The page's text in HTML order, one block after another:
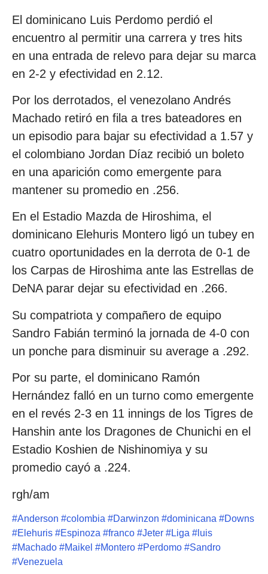
El dominicano Luis Perdomo perdió el
encuentro al permitir una carrera y tres hits
en una entrada de relevo para dejar su marca
en 2-2 y efectividad en 2.12.
Por los derrotados, el venezolano Andrés
Machado retiró en fila a tres bateadores en
un episodio para bajar su efectividad a 1.57 y
el colombiano Jordan Díaz recibió un boleto
en una aparición como emergente para
mantener su promedio en .256.
En el Estadio Mazda de Hiroshima, el
dominicano Elehuris Montero ligó un tubey en
cuatro oportunidades en la derrota de 0-1 de
los Carpas de Hiroshima ante las Estrellas de
DeNA parar dejar su efectividad en .266.
Su compatriota y compañero de equipo
Sandro Fabián terminó la jornada de 4-0 con
un ponche para disminuir su average a .292.
Por su parte, el dominicano Ramón
Hernández falló en un turno como emergente
en el revés 2-3 en 11 innings de los Tigres de
Hanshin ante los Dragones de Chunichi en el
Estadio Koshien de Nishinomiya y su
promedio cayó a .224.
rgh/am
#Anderson #colombia #Darwinzon #dominicana #Downs
#Elehuris #Espinoza #franco #Jeter #Liga # luis
#Machado #Maikel #Montero #Perdomo #Sandro
#Venezuela